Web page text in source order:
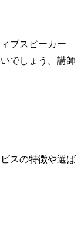
ブスピーカー
でしょう。講師
スの特徴や選ば